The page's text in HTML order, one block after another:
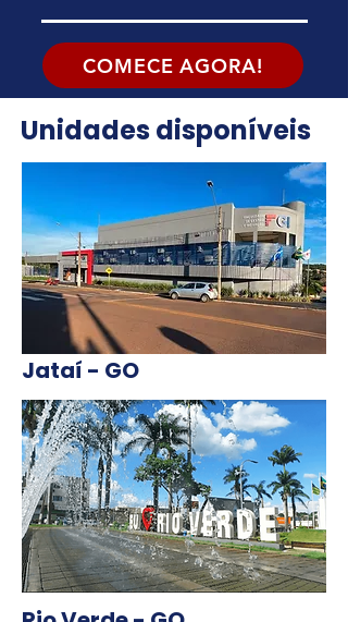
COMECE AGORA!
Unidades disponíveis
Jataí - GO